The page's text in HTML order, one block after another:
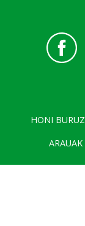
HONI BURUZ
ARAUAK